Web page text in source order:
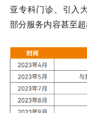
亚专科门诊、引入
部分服务内容甚至超